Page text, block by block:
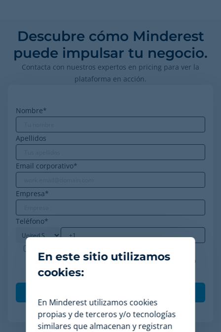
Descubre cómo Minderest
puede impulsar tu negocio.
Contacta con nuestros expertos en pricing para ver la
plataforma en acción.
Nombre*
Apellidos
Email corporativo*
Empresa*
Teléfono*
Acepto el procesamiento de mis datos de acuerdo
con lapolítica de privacidad
En este sitio utilizamos
cookies:
En Minderest utilizamos cookies
propias y de terceros y/o tecnologías
similares que almacenan y registran